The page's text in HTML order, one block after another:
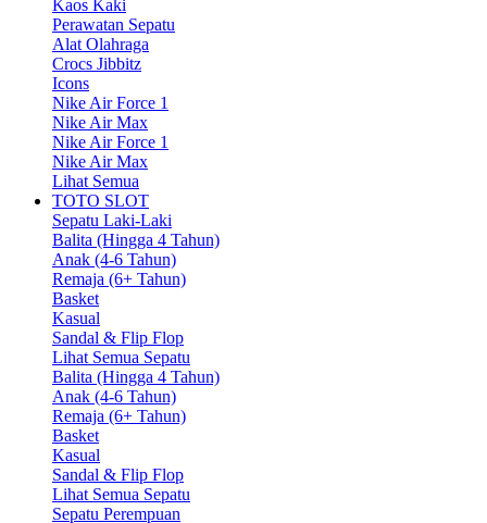
Kaos Kaki
Perawatan Sepatu
Alat Olahraga
Crocs Jibbitz
Icons
Nike Air Force 1
Nike Air Max
Nike Air Force 1
Nike Air Max
Lihat Semua
TOTO SLOT
Sepatu Laki-Laki
Balita (Hingga 4 Tahun)
Anak (4-6 Tahun)
Remaja (6+ Tahun)
Basket
Kasual
Sandal & Flip Flop
Lihat Semua Sepatu
Balita (Hingga 4 Tahun)
Anak (4-6 Tahun)
Remaja (6+ Tahun)
Basket
Kasual
Sandal & Flip Flop
Lihat Semua Sepatu
Sepatu Perempuan